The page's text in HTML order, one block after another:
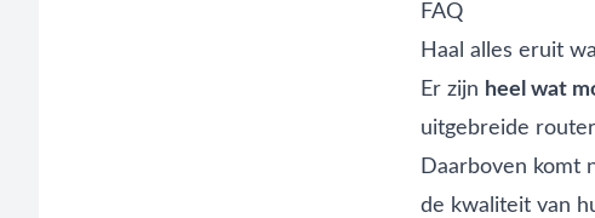
FAQ
Haal alles eruit
Er zijn heel wat
uitgebreide
Daarboven komt
de kwaliteit van